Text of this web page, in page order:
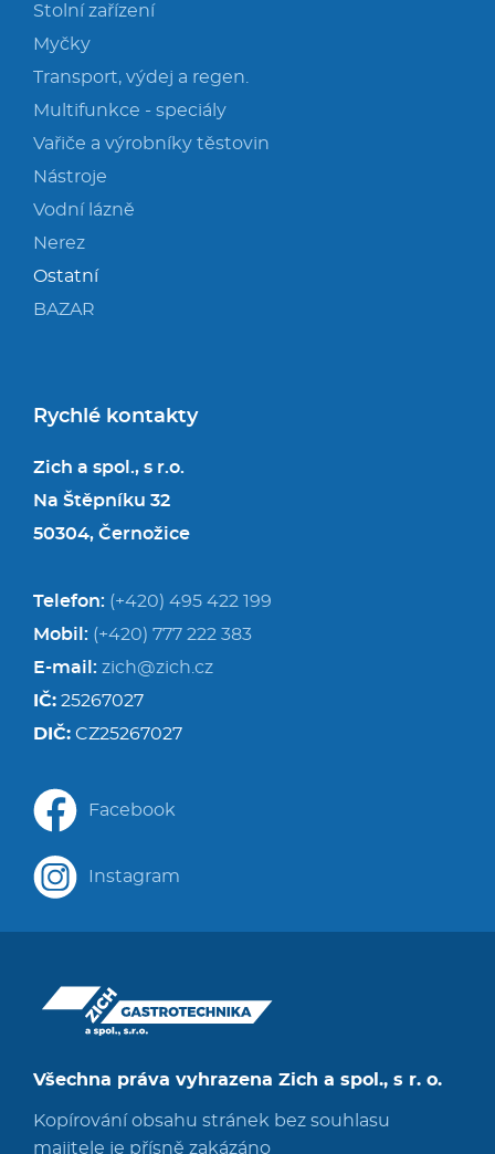
Všechna práva vyhrazena Zich a spol., s r. o.
Kopírování obsahu stránek bez souhlasu
majitele je přísně zakázáno
Stolní zařízení
Myčky
Transport, výdej a regen.
Multifunkce - speciály
Vařiče a výrobníky těstovin
Nástroje
Vodní lázně
Nerez
Ostatní
BAZAR
Rychlé kontakty
Zich a spol., s r.o.
Na Štěpníku 32
50304, Černožice
Telefon: (+420) 495 422 199
Mobil: (+420) 777 222 383
E-mail: zich@zich.cz
IČ: 25267027
DIČ: CZ25267027
Facebook
Instagram